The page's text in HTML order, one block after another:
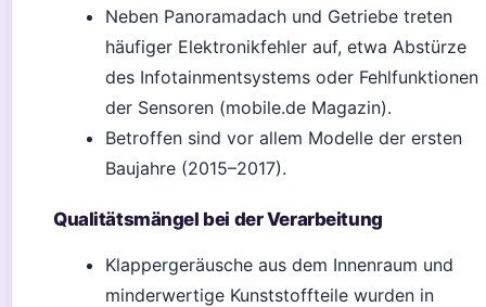
Neben Panoramadach und Getriebe treten
häufiger Elektronikfehler auf, etwa Abstürze
des Infotainmentsystems oder Fehlfunktionen
der Sensoren (mobile.de Magazin).
Betroffen sind vor allem Modelle der ersten
Baujahre (2015–2017).
Qualitätsmängel bei der Verarbeitung
Klappergeräusche aus dem Innenraum und
minderwertige Kunststoffteile wurden in